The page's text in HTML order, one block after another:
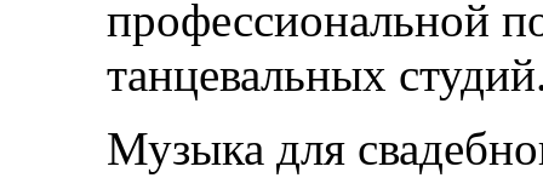
профессиональной
танцевальных
Музыка для